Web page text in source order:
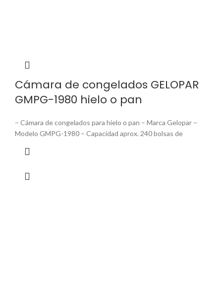
Cámara de congelados GELOPAR
GMPG-1980 hielo o pan
– Cámara de congelados para hielo o pan – Marca Gelopar –
Modelo GMPG-1980 – Capacidad aprox. 240 bolsas de